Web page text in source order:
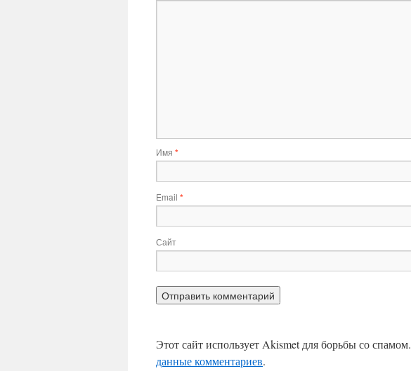
Имя *
Email *
Сайт
Этот сайт использует Akismet для борьбы со спамом.
данные комментариев.